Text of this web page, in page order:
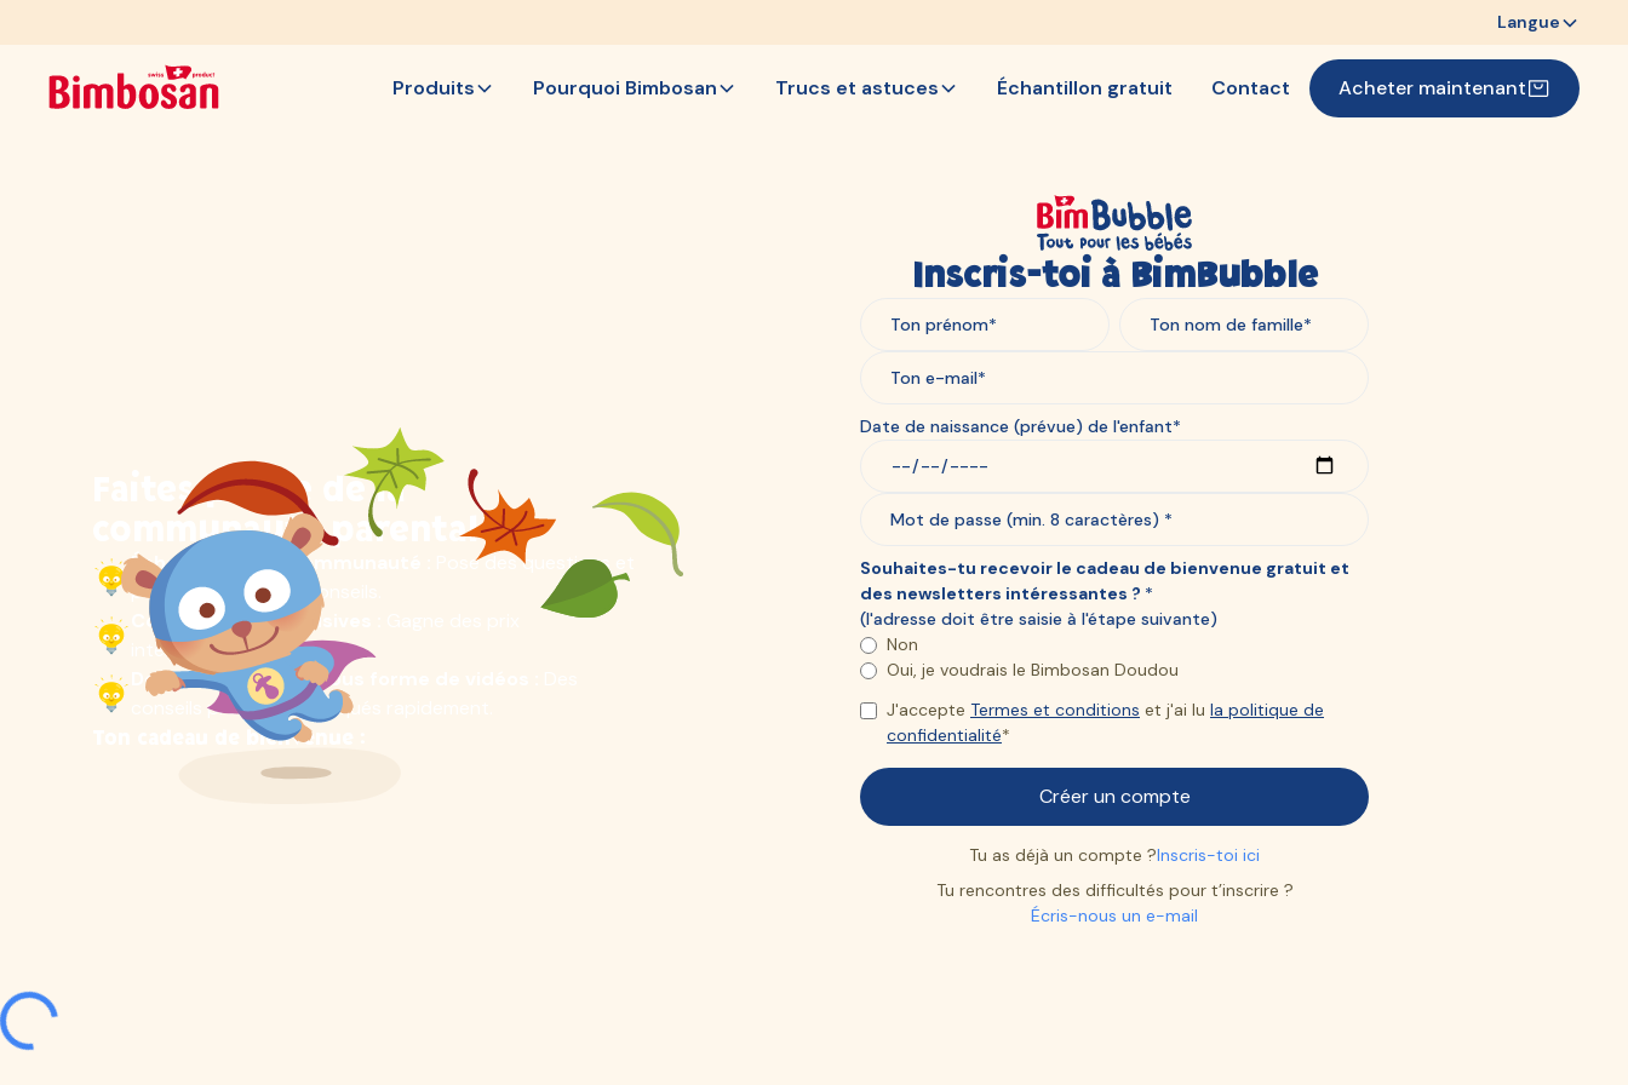
Langue
Produits Pourquoi Bimbosan Trucs et astuces Échantillon gratuit Contact Acheter maintenant
Faites partie de la
communauté parentale
Échange avec la communauté :
Pose des questions et
profite de précieux conseils.
Compétitions exclusives :
intéressants.
Des astuces de vie sous forme de vidéos :
conseils pratiques expliqués rapidement.
Ton cadeau de bienvenue :
Inscris-toi à BimBubble
Date de naissance (prévue) de l'enfant*
Souhaites-tu recevoir le cadeau de bienvenue gratuit et
des newsletters intéressantes ? *
(l'adresse doit être saisie à l'étape suivante)
Non
Oui, je voudrais le Bimbosan Doudou
J'accepte Termes et conditions et j'ai lu la politique de
confidentialité*
Tu as déjà un compte ?Inscris-toi ici
Tu rencontres des difficultés pour t’inscrire ?
Écris-nous un e-mail